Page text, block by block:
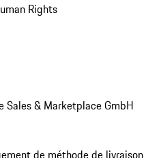
Rights
Sales & Marketplace GmbH
de méthode de livraison